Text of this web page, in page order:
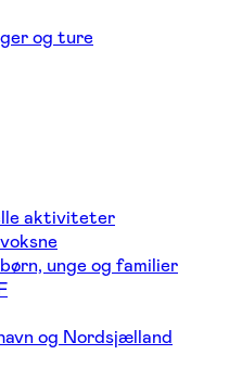
og ture
aktiviteter
unge og familier
og Nordsjælland